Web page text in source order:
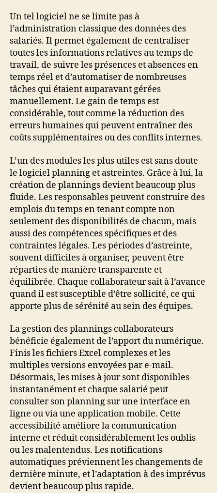
Un tel logiciel ne se limite pas à
l’administration classique des données des
salariés. Il permet également de centraliser
toutes les informations relatives au temps de
travail, de suivre les présences et absences en
temps réel et d’automatiser de nombreuses
tâches qui étaient auparavant gérées
manuellement. Le gain de temps est
considérable, tout comme la réduction des
erreurs humaines qui peuvent entraîner des
coûts supplémentaires ou des conflits internes.
L’un des modules les plus utiles est sans doute
le logiciel planning et astreintes. Grâce à lui, la
création de plannings devient beaucoup plus
fluide. Les responsables peuvent construire des
emplois du temps en tenant compte non
seulement des disponibilités de chacun, mais
aussi des compétences spécifiques et des
contraintes légales. Les périodes d’astreinte,
souvent difficiles à organiser, peuvent être
réparties de manière transparente et
équilibrée. Chaque collaborateur sait à l’avance
quand il est susceptible d’être sollicité, ce qui
apporte plus de sérénité au sein des équipes.
La gestion des plannings collaborateurs
bénéficie également de l’apport du numérique.
Finis les fichiers Excel complexes et les
multiples versions envoyées par e-mail.
Désormais, les mises à jour sont disponibles
instantanément et chaque salarié peut
consulter son planning sur une interface en
ligne ou via une application mobile. Cette
accessibilité améliore la communication
interne et réduit considérablement les oublis
ou les malentendus. Les notifications
automatiques préviennent les changements de
dernière minute, et l’adaptation à des imprévus
devient beaucoup plus rapide.